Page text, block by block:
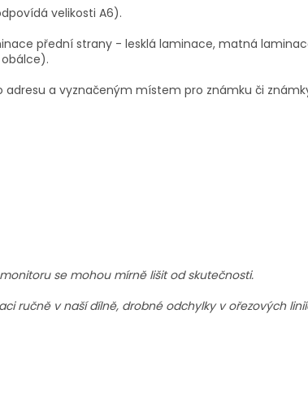
velikosti A6).
přední strany - lesklá laminace, matná
a vyznačeným místem pro známku či
se mohou mírně lišit od skutečnosti.
ručně v naší dílně, drobné odchylky v ořezových